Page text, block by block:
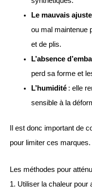
Le mauvais
ou mal maintenue
et de plis.
L’absence
perd sa forme et
L’humidité: elle
sensible à la
Il est donc important de
pour limiter ces marques.
Les méthodes pour
1. Utiliser la chaleur pour